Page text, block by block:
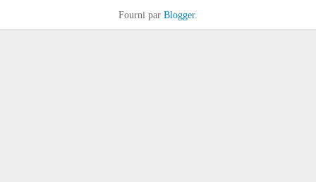
Fourni par Blogger.